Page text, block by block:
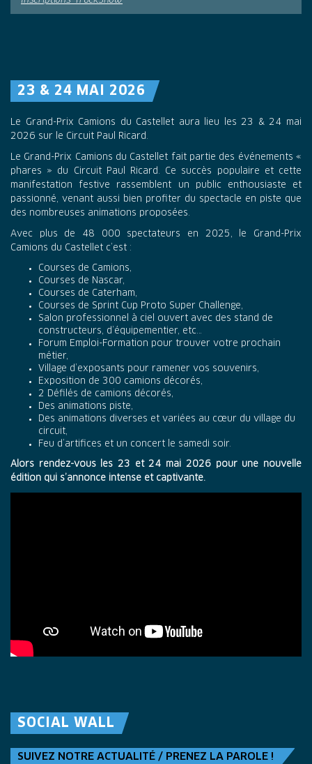
23 & 24 MAI 2026
Le Grand-Prix Camions du Castellet aura lieu les 23 & 24 mai
2026 sur le Circuit Paul Ricard.
Le Grand-Prix Camions du Castellet fait partie des événements «
phares » du Circuit Paul Ricard. Ce succès populaire et cette
manifestation festive rassemblent un public enthousiaste et
passionné, venant aussi bien profiter du spectacle en piste que
des nombreuses animations proposées.
Avec plus de 48 000 spectateurs en 2025, le Grand-Prix
Camions du Castellet c’est :
Courses de Camions,
Courses de Nascar,
Courses de Caterham,
Courses de Sprint Cup Proto Super Challenge,
Salon professionnel à ciel ouvert avec des stand de
constructeurs, d’équipementier, etc…
Forum Emploi-Formation pour trouver votre prochain
métier,
Village d’exposants pour ramener vos souvenirs,
Exposition de 300 camions décorés,
2 Défilés de camions décorés,
Des animations piste,
Des animations diverses et variées au cœur du village du
circuit,
Feu d’artifices et un concert le samedi soir.
Alors rendez-vous les 23 et 24 mai 2026 pour une nouvelle
édition qui s’annonce intense et captivante.
SOCIAL WALL
SUIVEZ NOTRE ACTUALITÉ / PRENEZ LA PAROLE !